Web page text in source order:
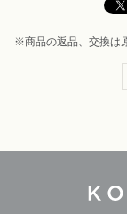
※商品の返品、交換は